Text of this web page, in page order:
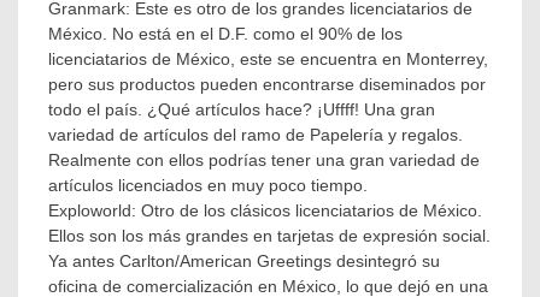
Granmark: Este es otro de los grandes licenciatarios de
México. No está en el D.F. como el 90% de los
licenciatarios de México, este se encuentra en Monterrey,
pero sus productos pueden encontrarse diseminados por
todo el país. ¿Qué artículos hace? ¡Uffff! Una gran
variedad de artículos del ramo de Papelería y regalos.
Realmente con ellos podrías tener una gran variedad de
artículos licenciados en muy poco tiempo.
Exploworld: Otro de los clásicos licenciatarios de México.
Ellos son los más grandes en tarjetas de expresión social.
Ya antes Carlton/American Greetings desintegró su
oficina de comercialización en México, lo que dejó en una